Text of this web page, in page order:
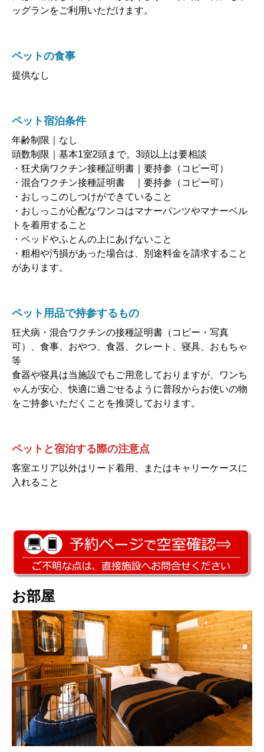
ッグランをご利用いただけます。
ペットの食事
提供なし
ペット宿泊条件
年齢制限｜なし
頭数制限｜基本1室2頭まで。3頭以上は要相談
・狂犬病ワクチン接種証明書｜要持参（コピー可）
・混合ワクチン接種証明書 ｜要持参（コピー可）
・おしっこのしつけができていること
・おしっこが心配なワンコはマナーパンツやマナーベル
トを着用すること
・ベッドやふとんの上にあげないこと
・粗相や汚損があった場合は、別途料金を請求すること
があります。
ペット用品で持参するもの
狂犬病・混合ワクチンの接種証明書（コピー・写真
可）、食事、おやつ、食器、クレート、寝具、おもちゃ
等
食器や寝具は当施設でもご用意しておりますが、ワンち
ゃんが安心、快適に過ごせるように普段からお使いの物
をご持参いただくことを推奨しております。
ペットと宿泊する際の注意点
客室エリア以外はリード着用、またはキャリーケースに
入れること
お部屋